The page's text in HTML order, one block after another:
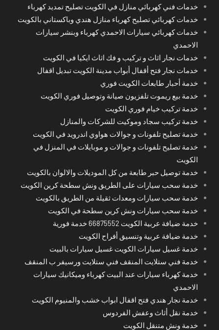
خدمات فني كهربائي منازل في الكويت تصليح تمديد كهرباء
خدمات كهربائي تصليح كهرباء منازل هندي وباكستاني بالكويت
خدمات كهربائي سيارات الاحمدي كهرباء وبنشر سيارات
الاحمدي
خدمات نجار اثاث و تركيب و فك اثاث ايكيا في الكويت
خدمات نجار فتح أقفال أبواب مدينة الكويت تبديل اقفال
خدمة أحبار طابعات الكويت فوري
خدمة بيع ريموت تلفزيون صيانة وتوصيل فوري الكويت
خدمة تركيب خيام فوري الكويت
خدمة تركيب سجاد وموكيت للشركات والمنازل
خدمة تصليح تلفونات و جوالات هواوي اندرويد في الكويت
خدمة تصليح تلفونات و جوالات و موبايلات في المنزل في
الكويت
خدمة توصيل حبر طابعة من كل الموديلات والالوان بالكويت
خدمة سحب سيارات على الطريق ونش سطحة كرين الكويت
خدمة سحب سيارات ومعدات ثقيلة من الطريق بالكويت
خدمة سحب سيارات ونش كرين سطحة في الكويت
خدمة ضيافة عربية الكويت 66875552 خدمة فورية
خدمة ضيافة عربية وتنسيق أفراح الكويت
خدمة غسيل سيارات الكويت غسيل سيارات بالبيت
خدمة فني ستلايت المنقف فني ستلايت ورسيفر ب المنقف
خدمة كهرباء سيارات عند البيت كهرباء وميكانيك سيارات
الاحمدي
خدمة نجار هندي فتح اقفال ابواب خشب والمنيوم الكويت
خدمة نقل أثاث وعفش الفردوس
خدمة ونش متنقل الكويت